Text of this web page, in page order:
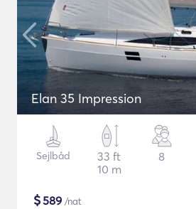
Elan 35 Impression
Sejlbåd
33 ft
10 m
8
$589 /nat